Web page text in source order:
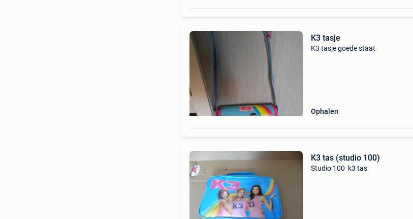
K3 tasje
K3 tasje goede staat
Ophalen
K3 tas (studio 100)
Studio 100 k3 tas